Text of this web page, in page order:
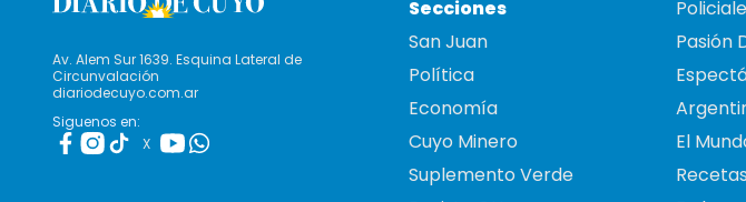
Av. Alem Sur 1639. Esquina Lateral de
Circunvalación
diariodecuyo.com.ar
Siguenos en:
X
Secciones
San Juan
Política
Economía
Cuyo Minero
Suplemento Verde
Pasión
El